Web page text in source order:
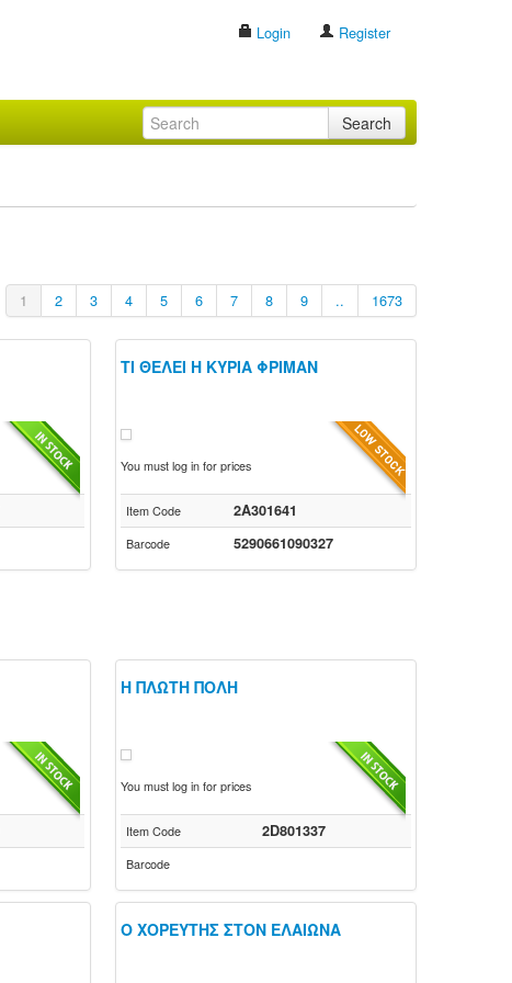
Login Register
Search
1 2 3 4 5 6 7 8 9 .. 1673
ΤΙ ΘΕΛΕΙ Η ΚΥΡΙΑ ΦΡΙΜΑΝ
You must log in for prices
Item Code 2A301641
Barcode 5290661090327
Η ΠΛΩΤΗ ΠΟΛΗ
You must log in for prices
Item Code 2D801337
Barcode
Ο ΧΟΡΕΥΤΗΣ ΣΤΟΝ ΕΛΑΙΩΝΑ